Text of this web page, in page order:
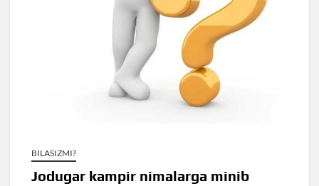
BILASIZMI?
Jodugar kampir nimalarga minib